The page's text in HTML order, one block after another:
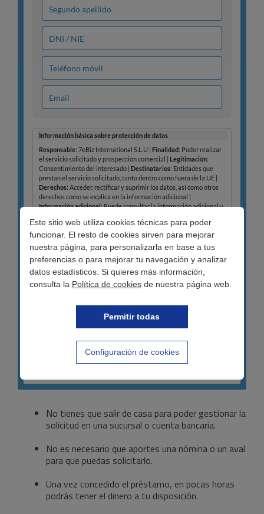
Este sitio web utiliza cookies técnicas para poder
funcionar. El resto de cookies sirven para mejorar
nuestra página, para personalizarla en base a tus
preferencias o para mejorar tu navegación y analizar
datos estadísticos. Si quieres más información,
consulta la Política de cookiesde nuestra página web.
Permitir todas
Configuración de cookies
No tienes que salir de casa para poder gestionar la
solicitud en una sucursal o cuenta bancaria.
No es necesario que aportes una nómina o un aval
para que puedas solicitarlo.
Una vez concedido el préstamo, en pocas horas
podrás tener el dinero a tu disposición.